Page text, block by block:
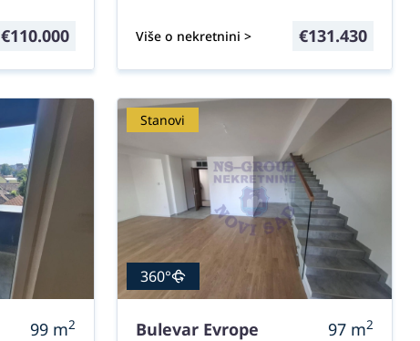
€110.000 Više o nekretnini > €131.430
99 m2
Stanovi
360°
Bulevar Evrope 97 m2